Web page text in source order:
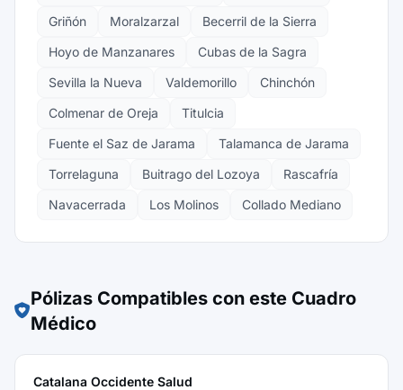
Griñón
Moralzarzal
Becerril de la Sierra
Hoyo de Manzanares
Cubas de la Sagra
Sevilla la Nueva
Valdemorillo
Chinchón
Colmenar de Oreja
Titulcia
Fuente el Saz de Jarama
Talamanca de Jarama
Torrelaguna
Buitrago del Lozoya
Rascafría
Navacerrada
Los Molinos Collado Mediano
Pólizas Compatibles con este Cuadro
Médico
Catalana Occidente Salud